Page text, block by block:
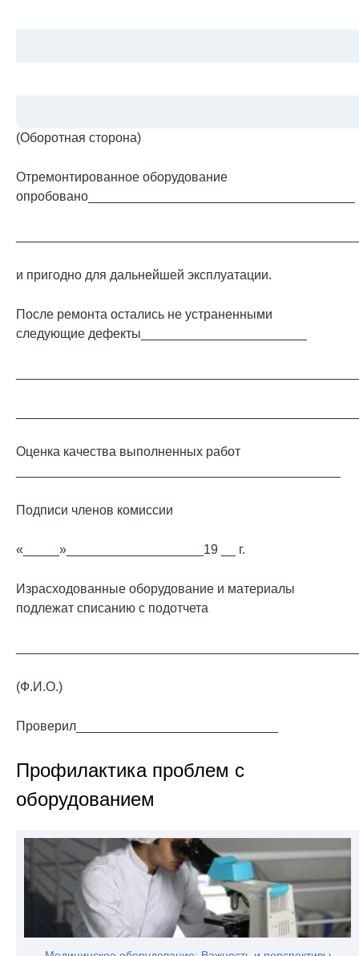
(Оборотная сторона)
Отремонтированное оборудование
опробовано_____________________________________
и пригодно для дальнейшей эксплуатации.
После ремонта остались не устраненными
следующие дефекты_______________________
Оценка качества выполненных работ
Подписи членов комиссии
«_____»___________________19 __ г.
Израсходованные оборудование и материалы
подлежат списанию с подотчета
(Ф.И.О.)
Проверил____________________________
Профилактика проблем с
оборудованием